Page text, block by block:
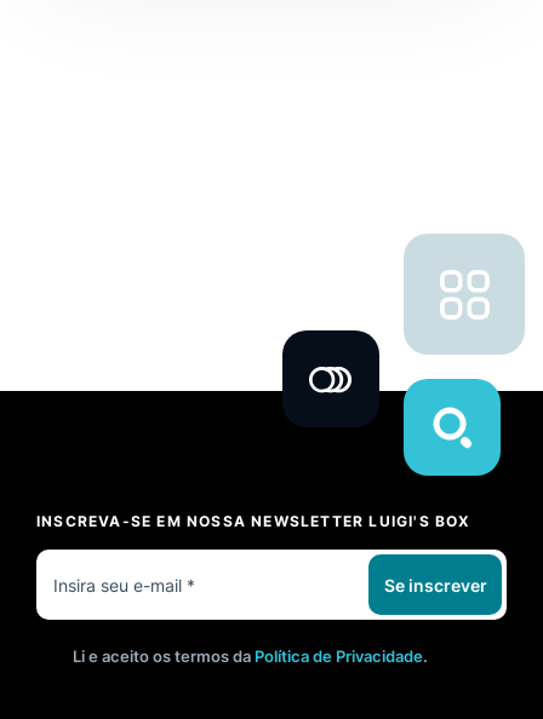
INSCREVA-SE EM NOSSA NEWSLETTER LUIGI'S BOX
Se inscrever
Li e aceito os termos da Política de Privacidade.